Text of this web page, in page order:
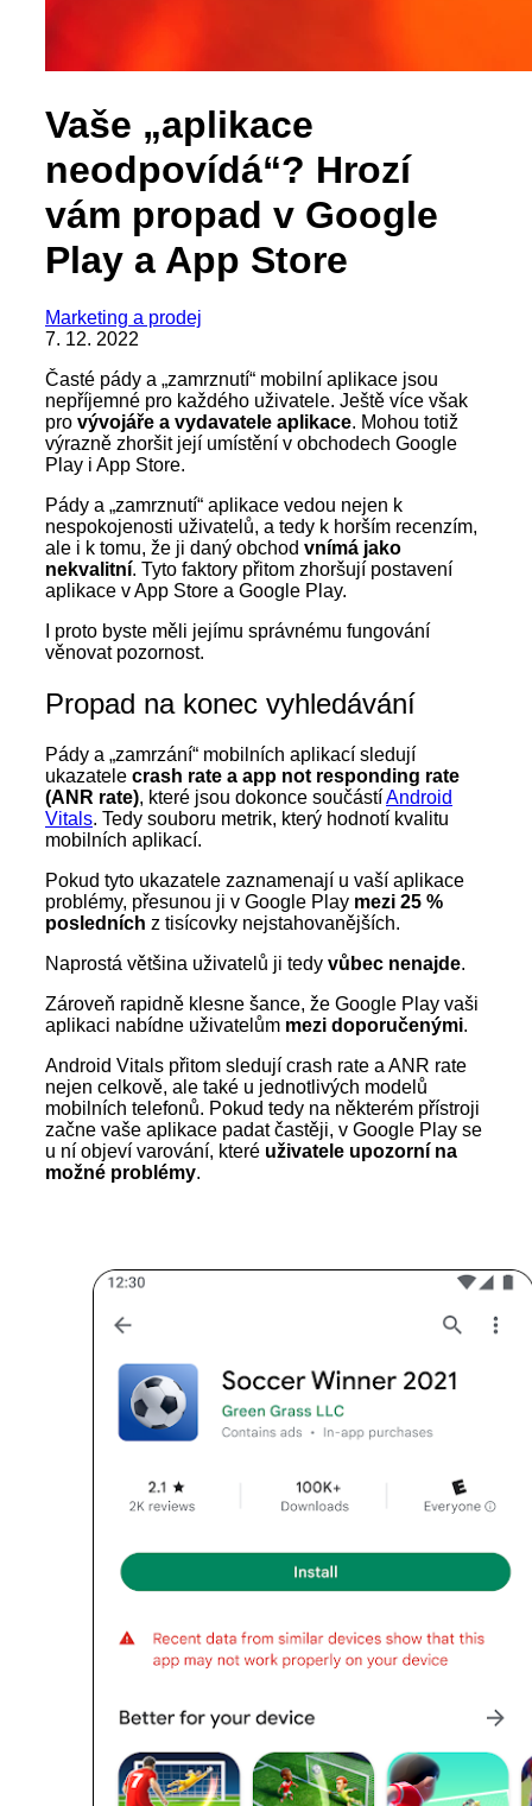
Vaše „aplikace
neodpovídá“? Hrozí
vám propad v Google
Play a App Store
Marketing a prodej
7. 12. 2022
Časté pády a „zamrznutí“ mobilní aplikace jsou
nepříjemné pro každého uživatele. Ještě více však
pro vývojáře a vydavatele aplikace. Mohou totiž
výrazně zhoršit její umístění v obchodech Google
Play i App Store.
Pády a „zamrznutí“ aplikace vedou nejen k
nespokojenosti uživatelů, a tedy k horším recenzím,
ale i k tomu, že ji daný obchod vnímá jako
nekvalitní. Tyto faktory přitom zhoršují postavení
aplikace v App Store a Google Play.
I proto byste měli jejímu správnému fungování
věnovat pozornost.
Propad na konec vyhledávání
Pády a „zamrzání“ mobilních aplikací sledují
ukazatele crash rate a app not responding rate
(ANR rate), které jsou dokonce součástíAndroid
Vitals. Tedy souboru metrik, který hodnotí kvalitu
mobilních aplikací.
Pokud tyto ukazatele zaznamenají u vaší aplikace
problémy, přesunou ji v Google Play mezi 25 %
posledních z tisícovky nejstahovanějších.
Naprostá většina uživatelů ji tedy vůbec nenajde.
Zároveň rapidně klesne šance, že Google Play vaši
aplikaci nabídne uživatelům mezi doporučenými.
Android Vitals přitom sledují crash rate a ANR rate
nejen celkově, ale také u jednotlivých modelů
mobilních telefonů. Pokud tedy na některém přístroji
začne vaše aplikace padat častěji, v Google Play se
u ní objeví varování, které uživatele upozorní na
možné problémy.